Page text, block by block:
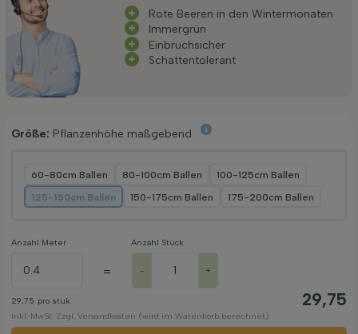
Rote Beeren in den Wintermonaten
Immergrün
Einbruchsicher
Schattentolerant
Größe: Pflanzenhöhe maßgebend
60-80cm Ballen 80-100cm Ballen
100-125cm Ballen
125-150cm Ballen
150-175cm Ballen 175-200cm Ballen
Anzahl Meter
=
Anzahl Stück
- +
29,75 pro stuk 29,75
Inkl. MwSt. Zzgl. Versandkosten (wird im Warenkorb berechnet)